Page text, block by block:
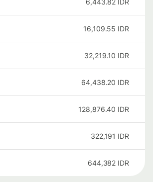
6,443.82 IDR
16,109.55 IDR
32,219.10 IDR
64,438.20 IDR
128,876.40 IDR
322,191 IDR
644,382 IDR